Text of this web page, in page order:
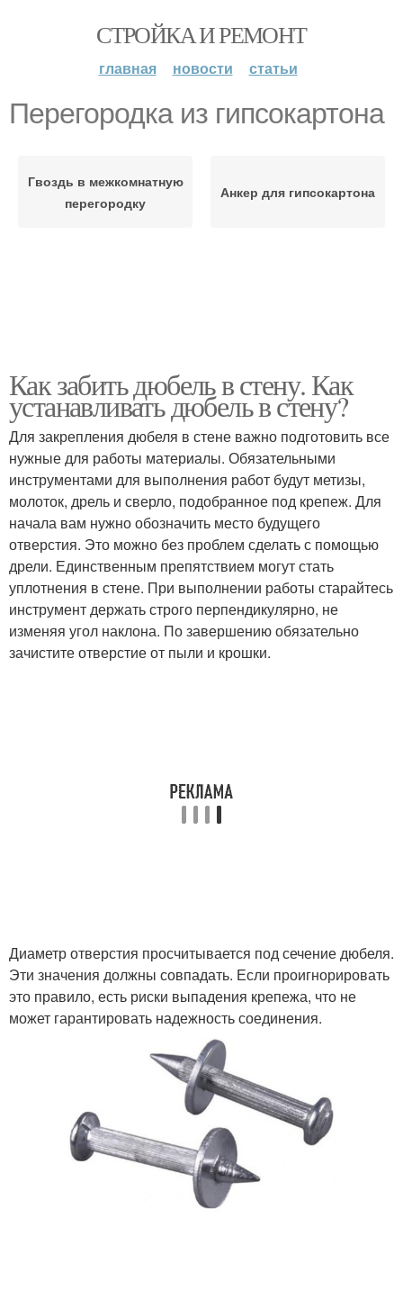
СТРОЙКА И РЕМОНТ
главная новости статьи
Перегородка из гипсокартона
Гвоздь в межкомнатную
перегородку
Анкер для гипсокартона
Как забить дюбель в стену. Как
устанавливать дюбель в стену?
Для закрепления дюбеля в стене важно подготовить все
нужные для работы материалы. Обязательными
инструментами для выполнения работ будут метизы,
молоток, дрель и сверло, подобранное под крепеж. Для
начала вам нужно обозначить место будущего
отверстия. Это можно без проблем сделать с помощью
дрели. Единственным препятствием могут стать
уплотнения в стене. При выполнении работы старайтесь
инструмент держать строго перпендикулярно, не
изменяя угол наклона. По завершению обязательно
зачистите отверстие от пыли и крошки.
Диаметр отверстия просчитывается под сечение дюбеля.
Эти значения должны совпадать. Если проигнорировать
это правило, есть риски выпадения крепежа, что не
может гарантировать надежность соединения.